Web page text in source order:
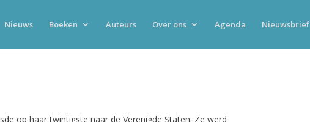
Nieuws Boeken Auteurs Over ons Agenda Nieuwsbrief
op haar twintigste naar de Verenigde Staten. Ze werd